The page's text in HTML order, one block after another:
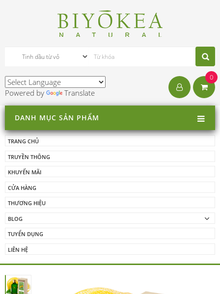
Powered by Translate
0
DANH MỤC SẢN PHẨM
TRANG CHỦ
TRUYỀN THÔNG
KHUYẾN MÃI
CỬA HÀNG
THƯƠNG HIỆU
BLOG
TUYỂN DỤNG
LIÊN HỆ